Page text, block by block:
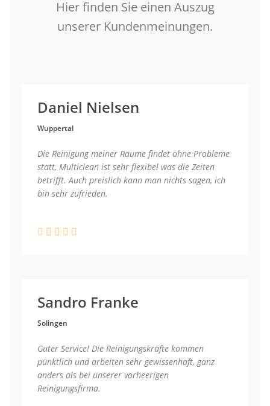
Hier finden Sie einen Auszug
unserer Kundenmeinungen.
Daniel Nielsen
Wuppertal
Die Reinigung meiner Räume findet ohne Probleme
statt, Multiclean ist sehr flexibel was die Zeiten
betrifft. Auch preislich kann man nichts sagen, ich
bin sehr zufrieden.
Sandro Franke
Solingen
Guter Service! Die Reinigungskräfte kommen
pünktlich und arbeiten sehr gewissenhaft, ganz
anders als bei unserer vorheerigen
Reinigungsfirma.